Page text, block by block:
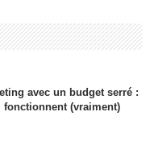
avec un budget serré :
fonctionnent (vraiment)